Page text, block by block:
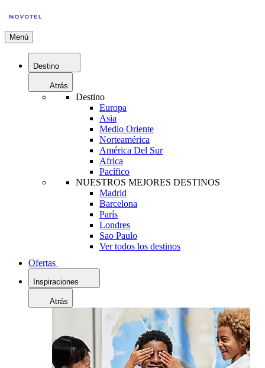
Menú
Destino
Atrás
Destino
Europa
Asia
Medio Oriente
Norteamérica
América Del Sur
Africa
Pacífico
NUESTROS MEJORES DESTINOS
Madrid
Barcelona
París
Londres
Sao Paulo
Ver todos los destinos
Ofertas
Inspiraciones
Atrás